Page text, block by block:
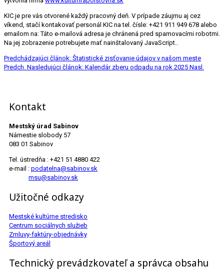
KIC je pre vás otvorené každý pracovný deň. V prípade záujmu aj cez
víkend, stačí kontakovať personál KIC na tel. čísle: +421 911 949 678 alebo
emailom na:Táto e-mailová adresa je chránená pred spamovacími robotmi.
Na jej zobrazenie potrebujete mať nainštalovaný JavaScript.
Predchádzajúci článok: Štatistické zisťovanie údajov v našom meste
Predch. Nasledujúci článok: Kalendár zberu odpadu na rok 2025 Nasl.
Kontakt
Mestský úrad Sabinov
Námestie slobody 57
083 01 Sabinov
Tel. ústredňa : +421 51 4880 422
e-mail : podatelna@sabinov.sk
msu@sabinov.sk
Užitočné odkazy
Mestské kultúrne stredisko
Centrum sociálnych služieb
Zmluvy-faktúry-objednávky
Športový areál
Technický prevádzkovateľ a správca obsahu